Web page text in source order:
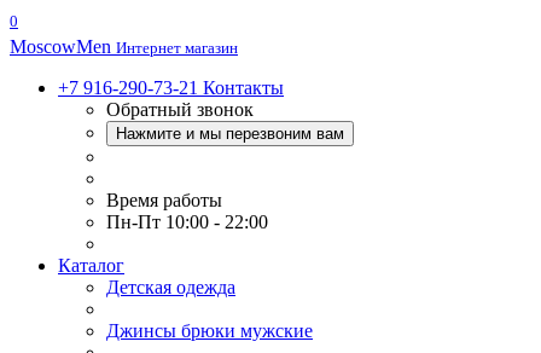
0
MoscowMen Интернет магазин
+7 916-290-73-21 Контакты
Обратный звонок
Нажмите и мы перезвоним вам
Время работы
Пн-Пт 10:00 - 22:00
Каталог
Детская одежда
Джинсы брюки мужские